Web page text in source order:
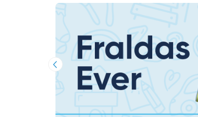
Imagem Anterior